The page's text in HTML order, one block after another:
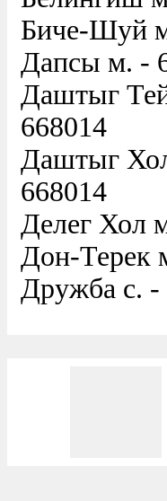
Биче-Шуй
Дапсы м. -
Даштыг
668014
Даштыг
668014
Делег Хол
Дон-Терек
Дружба с. -